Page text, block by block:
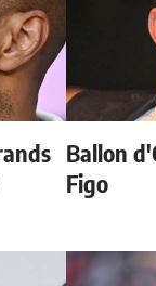
Ballon
Figo